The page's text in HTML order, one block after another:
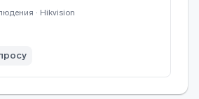
· Hikvision